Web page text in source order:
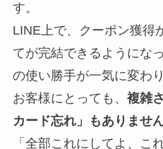
す。
LINE上で、クーポン獲得
てが完結できるようにな
の使い勝手が一気に変わ
お客様にとっても、 複雑
カード忘れ」もありませ
「全部これにしてよ、こ